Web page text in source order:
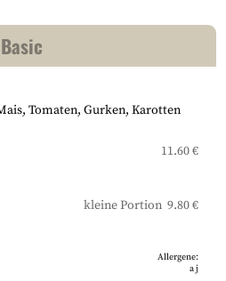
Tomaten, Gurken, Karotten
11.60 €
kleine Portion 9.80 €
Allergene:
aj